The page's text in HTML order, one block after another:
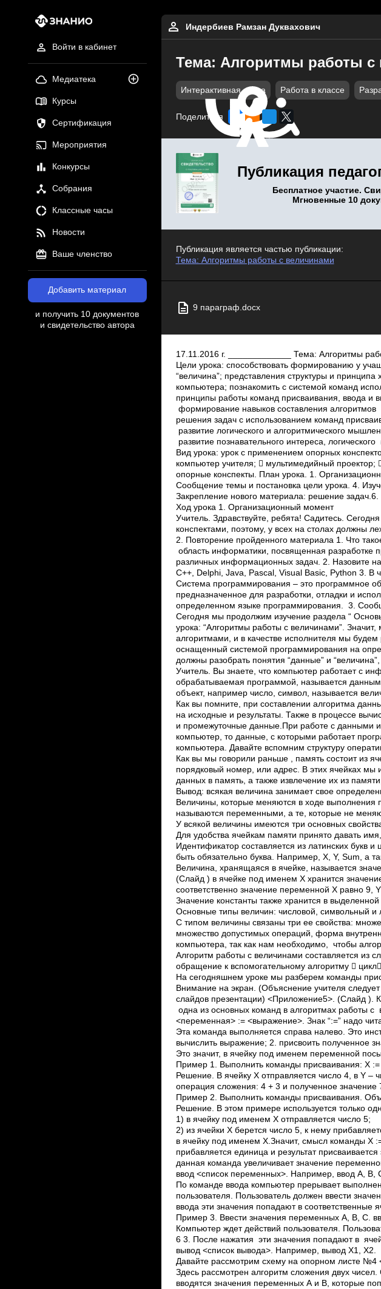
Войти в кабинет
Медиатека
Курсы
Сертификация
Мероприятия
Конкурсы
Собрания
Классные часы
Новости
Ваше членство
Добавить материал
и получить 10 документов
и свидетельство автора
Индербиев Рамзан Дуквахович
Тема: Алгоритмы работы с
Интерактивная доска Работа в классе
Поделиться
Публикация
Бесплатное участие.
Мгновенные 10
Публикация является частью публикации:
Тема: Алгоритмы работы с величинами
9 параграф.docx
17.11.2016 г. _____________ Тема: Алгоритмы
Цели урока: способствовать формированию у
“величина”; представления структуры и
компьютера; познакомить с системой команд
принципы работы команд присваивания, ввода и
формирование навыков составления алгоритмов
решения задач с использованием команд
развитие логического и алгоритмического
развитие познавательного интереса,
Вид урока: урок с применением опорных
компьютер учителя;  мультимедийный проектор;
опорные конспекты. План урока. 1.
Сообщение темы и постановка цели урока. 4.
Закрепление нового материала: решение
Ход урока 1. Организационный момент
Учитель. Здравствуйте, ребята! Садитесь.
конспектами, поэтому, у всех на столах должны
2. Повторение пройденного материала
область информатики, посвященная
различных информационных задач. 2. Назовите
С++, Delphi, Java, Pascal, Visual Basic, Python 3. В
Система программирования – это программное
предназначенное для разработки, отладки и
определенном языке программирования. 3.
Сегодня мы продолжим изучение раздела “
урока: “Алгоритмы работы с величинами”.
алгоритмами, и в качестве исполнителя мы будем
оснащенный системой программирования на
должны разобрать понятия “данные” и
Учитель. Вы знаете, что компьютер работает с
обрабатываемая программой, называется
объект, например число, символ, называется
Как вы помните, при составлении алгоритма
на исходные и результаты. Также в процессе
и промежуточные данные.При работе с данными
компьютер, то данные, с которыми работает
компьютера. Давайте вспомним структуру
Как вы мы говорили раньше , память состоит из
порядковый номер, или адрес. В этих ячейках мы
данных в память, а также извлечение их из
Вывод: всякая величина занимает свое
Величины, которые меняются в ходе выполнения
называются переменными, а те, которые не
У всякой величины имеются три основных
Для удобства ячейкам памяти принято давать
Идентификатор составляется из латинских
быть обязательно буква. Например, X, Y, Sum, а
Величина, хранящаяся в ячейке, называется
(Слайд ) в ячейке под именем X хранится
соответственно значение переменной X равно 9,
Значение константы также хранится в
Основные типы величин: числовой, символьный
С типом величины связаны три ее свойства:
множество допустимых операций, форма
компьютера, так как нам необходимо, чтобы
Алгоритм работы с величинами составляется из
обращение к вспомогательному алгоритму 
На сегодняшнем уроке мы разберем команды
Внимание на экран. (Объяснение учителя
слайдов презентации) <Приложение5>. (Слайд ).
одна из основных команд в алгоритмах работы
<переменная> := <выражение>. Знак “:=” надо
Эта команда выполняется справа налево. Это
вычислить выражение; 2. присвоить полученное
Это значит, в ячейку под именем переменной
Пример 1. Выполнить команды присваивания: X :=
Решение. В ячейку Х отправляется число 4, в Y –
операция сложения: 4 + 3 и полученное значение
Пример 2. Выполнить команды присваивания.
Решение. В этом примере используется только
1) в ячейку под именем Х отправляется число 5;
2) из ячейки Х берется число 5, к нему
в ячейку под именем Х.Значит, смысл команды X
прибавляется единица и результат
данная команда увеличивает значение
ввод <список переменных>. Например, ввод А, В,
По команде ввода компьютер прерывает
пользователя. Пользователь должен ввести
ввода эти значения попадают в
Пример 3. Ввести значения переменных А, В, С.
Компьютер ждет действий пользователя.
6 3. После нажатия эти значения попадают в
вывод <список вывода>. Например, вывод Х1, Х2.
Давайте рассмотрим схему на опорном листе №4
Здесь рассмотрен алгоритм сложения двух
вводятся значения переменных А и В, которые